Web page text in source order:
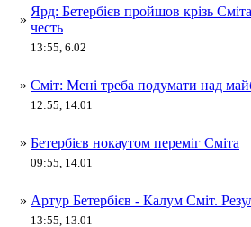
»
Ярд: Бетербієв пройшов крізь
честь
13:55, 6.02
» Сміт: Мені треба подумати над
12:55, 14.01
» Бетербієв нокаутом переміг Сміта
09:55, 14.01
» Артур Бетербієв - Калум Сміт.
13:55, 13.01